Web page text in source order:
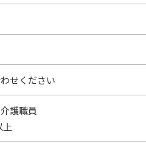
せください
護職員
上